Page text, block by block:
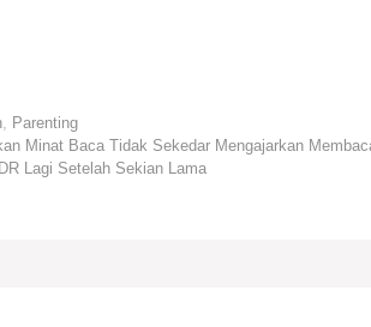
, Parenting
Minat Baca Tidak Sekedar Mengajarkan
Lagi Setelah Sekian Lama